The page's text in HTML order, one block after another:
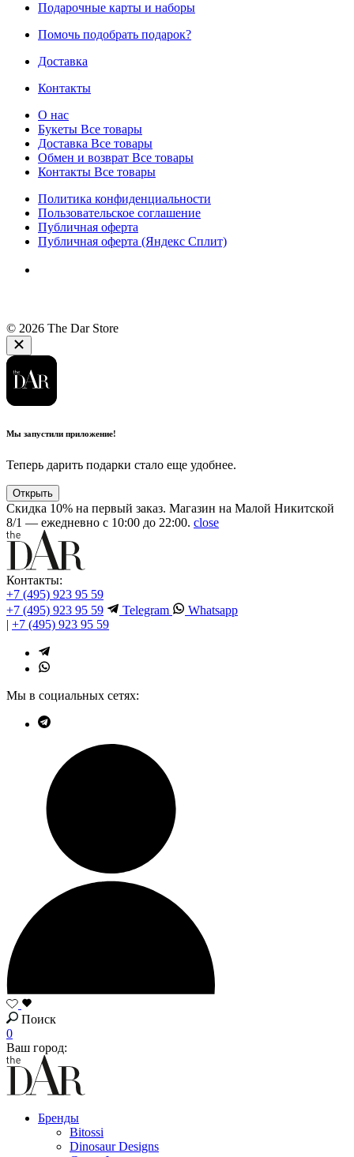
Подарочные карты и наборы
Помочь подобрать подарок?
Доставка
Контакты
О нас
Букеты Все товары
Доставка Все товары
Обмен и возврат Все товары
Контакты Все товары
Политика конфиденциальности
Пользовательское соглашение
Публичная оферта
Публичная оферта (Яндекс Сплит)
© 2026 The Dar Store
Мы запустили приложение!
Теперь дарить подарки стало еще удобнее.
Открыть
Скидка 10% на первый заказ. Магазин на Малой Никитской
8/1 — ежедневно с 10:00 до 22:00. close
Контакты:
+7 (495) 923 95 59
+7 (495) 923 95 59
Telegram
Whatsapp
| +7 (495) 923 95 59
Мы в социальных сетях:
Поиск
0
Ваш город:
Бренды
Bitossi
Dinosaur Designs